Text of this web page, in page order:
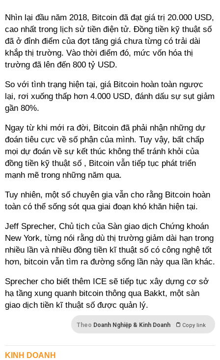
Nhìn lại đầu năm 2018, Bitcoin đã đạt giá trị 20.000 USD,
cao nhất trong lịch sử tiền điện tử. Đồng tiền kỹ thuật số
đã ở đỉnh điểm của đợt tăng giá chưa từng có trải dài
khắp thị trường. Vào thời điểm đó, mức vốn hóa thị
trường đã lên đến 800 tỷ USD.
So với tình trạng hiện tại, giá Bitcoin hoàn toàn ngược
lại, rơi xuống thấp hơn 4.000 USD, đánh dấu sự sụt giảm
gần 80%.
Ngay từ khi mới ra đời, Bitcoin đã phải nhận những dự
đoán tiêu cực về số phận của mình. Tuy vậy, bất chấp
mọi dự đoán về sự kết thúc không thể tránh khỏi của
đồng tiền kỹ thuật số , Bitcoin vẫn tiếp tục phát triển
mạnh mẽ trong những năm qua.
Tuy nhiên, một số chuyên gia vẫn cho rằng Bitcoin hoàn
toàn có thể sống sót qua giai đoạn khó khăn hiện tại.
Jeff Sprecher, Chủ tịch của Sàn giao dịch Chứng khoán
New York, từng nói rằng dù thị trường giảm dài hạn trong
nhiều lần và nhiều đồng tiền kĩ thuật số có công nghệ tốt
hơn, bitcoin vẫn tìm ra đường sống lần này qua lần khác.
Sprecher cho biết thêm ICE sẽ tiếp tục xây dựng cơ sở
hạ tầng xung quanh bitcoin thông qua Bakkt, một sàn
giao dịch tiền kĩ thuật số được quản lý.
Theo Doanh Nghiệp & Kinh Doanh Copy link
KINH DOANH